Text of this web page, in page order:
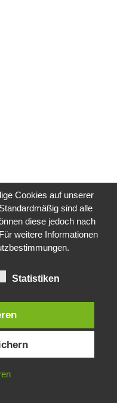
die weitere Nutzung dieser
zu.
Cookies auf unserer
sind alle
diese jedoch nach
weitere Informationen
Statistiken